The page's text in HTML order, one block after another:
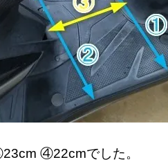
④22cmでした。